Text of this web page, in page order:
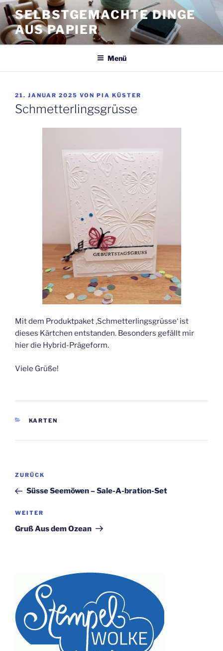
Zum
Inhalt
springen
SELBSTGEMACHTE DINGE
AUS PAPIER
Menü
VERÖFFENTLICHT
AM
21. JANUAR 2025 VON PIA KÜSTER
Schmetterlingsgrüsse
Mit dem Produktpaket ‚Schmetterlingsgrüsse‘ ist
dieses Kärtchen entstanden. Besonders gefällt mir
hier die Hybrid-Prägeform.
Viele Grüße!
KATEGORIEN
KARTEN
Beitragsnavigation
Vorheriger
Beitrag
ZURÜCK
Süsse Seemöwen – Sale-A-bration-Set
Nächster
Beitrag
WEITER
Gruß Aus dem Ozean